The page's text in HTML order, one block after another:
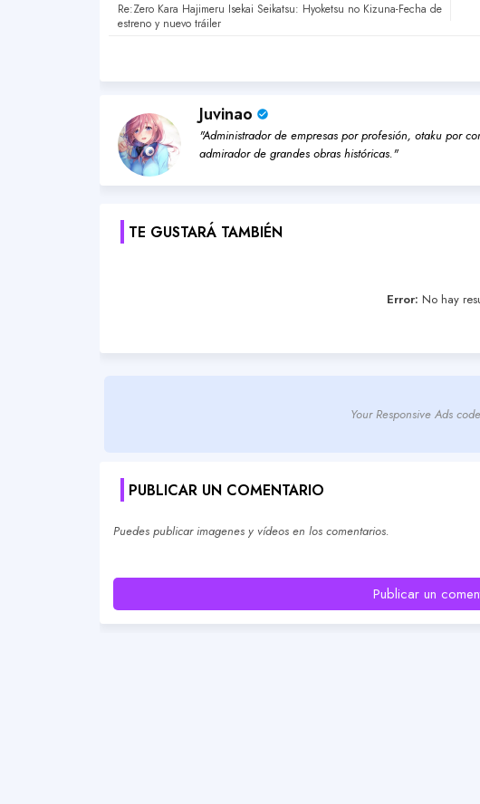
Re:Zero Kara Hajimeru Isekai Seikatsu: Hyoketsu no Kizuna-Fecha de
estreno y nuevo tráiler
Juvinao
"Administrador de empresas por profesión, otaku por
admirador de grandes obras históricas."
TE GUSTARÁ TAMBIÉN
Error: No hay
Your Responsive Ads
PUBLICAR UN COMENTARIO
Puedes publicar imagenes y vídeos en los comentarios.
Publicar un